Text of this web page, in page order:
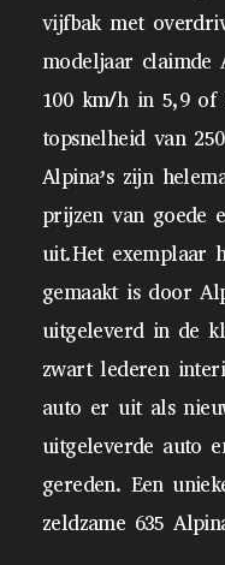
vijfbak met
modeljaar claimde
100 km/h in 5,9 of
topsnelheid van
Alpina’s zijn
prijzen van goede
uit.Het exemplaar
gemaakt is door
uitgeleverd in de
zwart lederen
auto er uit als
uitgeleverde auto
gereden. Een
zeldzame 635